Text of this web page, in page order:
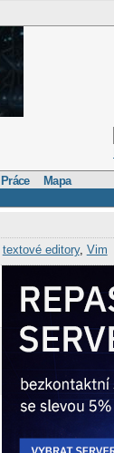
Práce Mapa
textové editory, Vim